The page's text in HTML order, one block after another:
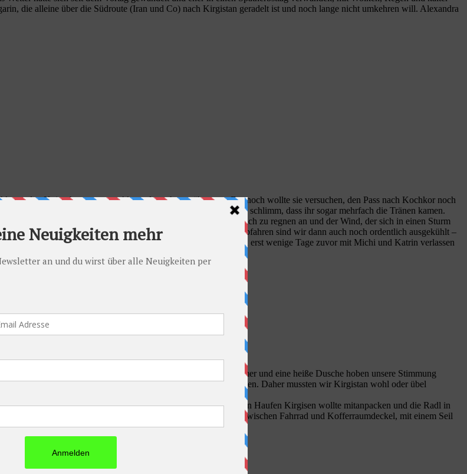
die alleine über die Südroute (Iran und Co) nach Kirgistan geradelt ist und noch lange nicht umkehren will. Alexandra
Knieschmerzen von Alexandra geht es zäh voran. Dennoch wollte sie versuchen, den Pass nach Kochkor noch
es ging ordentlich bergauf und die Knieschmerzen wurden so schlimm, dass ihr sogar mehrfach die Tränen kamen.
unter 3 Grad, und auf der anderen Seite fing es plötzlich ordentlich zu regnen an und der Wind, der sich in einen Sturm
einer Böe verweht und fast in ein Auto gedrängt. Beim Bergabfahren sind wir dann auch noch ordentlich ausgekühlt –
hatten wir unser Ziel, Kochkor, erreicht. Die Stadt, die wir doch erst wenige Tage zuvor mit Michi und Katrin verlassen
in dem wir die einzigen Gäste waren. Ein gut geheiztes Zimmer und eine heiße Dusche hoben unsere Stimmung
führt, kann Alexandra mit dem schmerzenden Knie nicht packen. Daher mussten wir Kirgistan wohl oder übel
uns mitsamt unseren Rädern nach Naryn befördern wollte. Ein Haufen Kirgisen wollte mitanpacken und die Radl in
einige Male ganz mulmig zumute. Noch ein paar Radtaschen zwischen Fahrrad und Kofferraumdeckel, mit einem Seil